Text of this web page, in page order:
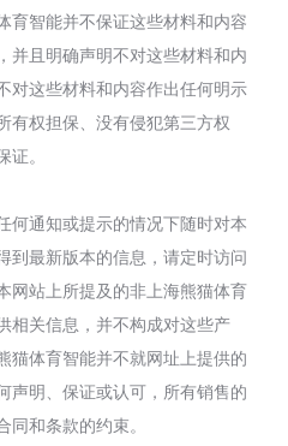
育智能并不保证这些材料和内容
并且明确声明不对这些材料和内
对这些材料和内容作出任何明示
有权担保、没有侵犯第三方权
。
何通知或提示的情况下随时对本
到最新版本的信息，请定时访问
网站上所提及的非上海熊猫体育
相关信息，并不构成对这些产
猫体育智能并不就网址上提供的
声明、保证或认可，所有销售的
和条款的约束。